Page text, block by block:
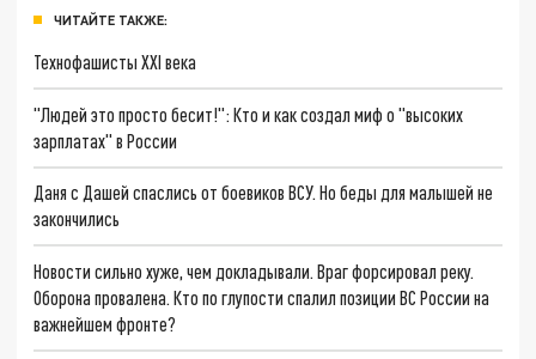
ЧИТАЙТЕ ТАКЖЕ:
Технофашисты XXI века
"Людей это просто бесит!": Кто и как создал миф о "высоких
зарплатах" в России
Даня с Дашей спаслись от боевиков ВСУ. Но беды для малышей не
закончились
Новости сильно хуже, чем докладывали. Враг форсировал реку.
Оборона провалена. Кто по глупости спалил позиции ВС России на
важнейшем фронте?